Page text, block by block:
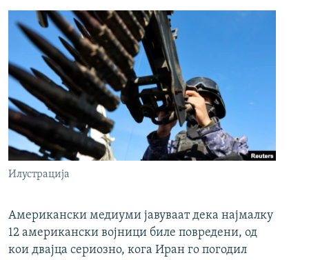
Илустрација
Американски медиуми јавуваат дека најмалку
12 американски војници биле повредени, од
кои двајца сериозно, кога Иран го погодил